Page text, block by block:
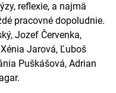
reflexie, a najmä
pracovné dopoludnie.
Jozef Červenka,
Jarová, Ľuboš
Puškášová, Adrian